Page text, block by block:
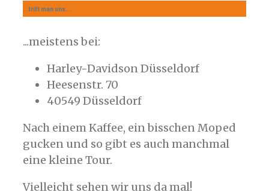
...trift man uns...
...meistens bei:
Harley-Davidson Düsseldorf
Heesenstr. 70
40549 Düsseldorf
Nach einem Kaffee, ein bisschen Moped
gucken und so gibt es auch manchmal
eine kleine Tour.
Vielleicht sehen wir uns da mal!